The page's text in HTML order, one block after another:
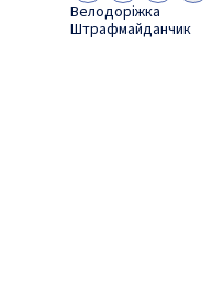
Велодоріжка
Штрафмайданчик